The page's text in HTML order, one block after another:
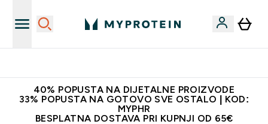
40% POPUSTA NA DIJETALNE PROIZVODE
33% POPUSTA NA GOTOVO SVE OSTALO | KOD:
MYPHR
BESPLATNA DOSTAVA PRI KUPNJI OD 65€